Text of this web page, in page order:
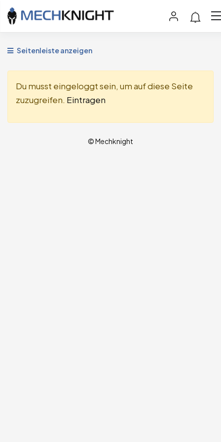
Seitenleiste anzeigen
Du musst eingeloggt sein, um auf diese Seite
zuzugreifen. Eintragen
© Mechknight